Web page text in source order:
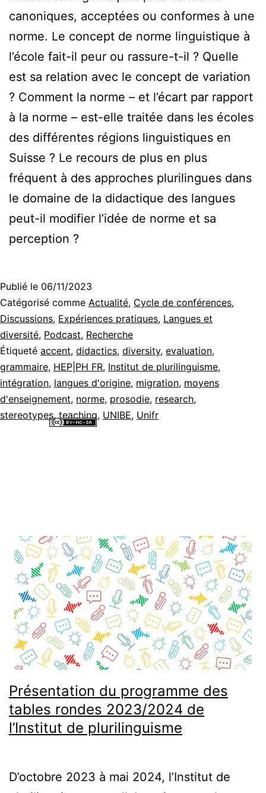
canoniques, acceptées ou conformes à une
norme. Le concept de norme linguistique à
l’école fait-il peur ou rassure-t-il ? Quelle
est sa relation avec le concept de variation
? Comment la norme – et l’écart par rapport
à la norme – est-elle traitée dans les écoles
des différentes régions linguistiques en
Suisse ? Le recours de plus en plus
fréquent à des approches plurilingues dans
le domaine de la didactique des langues
peut-il modifier l’idée de norme et sa
perception ?
Publié le 06/11/2023
Catégorisé comme Actualité, Cycle de conférences,
Discussions, Expériences pratiques, Langues et
diversité, Podcast, Recherche
Étiqueté accent, didactics, diversity, evaluation,
grammaire, HEP|PH FR, Institut de plurilinguisme,
intégration, langues d'origine, migration, moyens
d'enseignement, norme, prosodie, research,
stereotypes, teaching, UNIBE, Unifr
Présentation du programme des
tables rondes 2023/2024 de
l’Institut de plurilinguisme
D’octobre 2023 à mai 2024, l’Institut de